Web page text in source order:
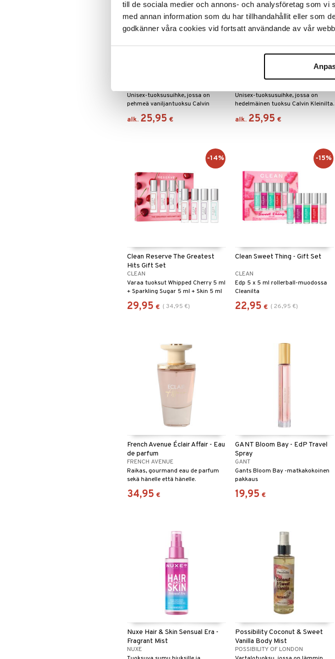
till de sociala medier och annons- och analysföretag som
med annan information som du har tillhandahållit eller som
godkänner våra cookies vid fortsatt användande av vår
Unisex-tuoksusuihke, jossa on
pehmeä vaniljantuoksu Calvin
Kleinilta.
alk. 25,95 €
Saatavana useana vaihtoehtona
CK Sheer Peach - Hair & Body
Unisex-tuoksusuihke, jossa on
hedelmäinen tuoksu Calvin Kleinilta.
alk. 25,95 €
Clean Reserve The Greatest
Hits Gift Set
CLEAN
Varaa tuoksut Whipped Cherry 5 ml
+ Sparkling Sugar 5 ml + Skin 5 ml
+ Warm Cotton 5 ml
29,95 € ( 34,95 €)
-14%
Clean Sweet Thing - Gift Set
CLEAN
Edp 5 x 5 ml rollerball-muodossa
Cleanilta
22,95 € ( 26,95 €)
-15%
French Avenue Éclair Affair - Eau
de parfum
FRENCH AVENUE
Raikas, gourmand eau de parfum
sekä hänelle että hänelle.
34,95 €
GANT Bloom Bay - EdP Travel
Spray
GANT
Gants Bloom Bay -matkakokoinen
pakkaus
19,95 €
Nuxe Hair & Skin Sensual Era -
Fragrant Mist
NUXE
Possibility Coconut & Sweet
Vanilla Body Mist
POSSIBILITY OF LONDON